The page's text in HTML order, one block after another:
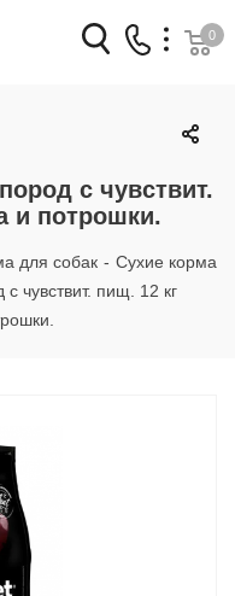
звонок
959-88-32
0
с чувствит.
и потрошки.
для собак - Сухие корма
чувствит. пищ. 12 кг